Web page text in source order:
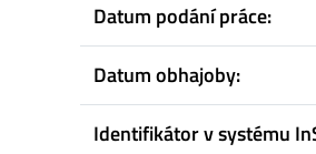
Datum podání práce:
Datum obhajoby:
Identifikátor v systému